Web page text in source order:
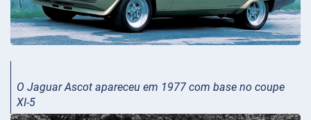
O Jaguar Ascot apareceu em 1977 com base no coupe
XI-5